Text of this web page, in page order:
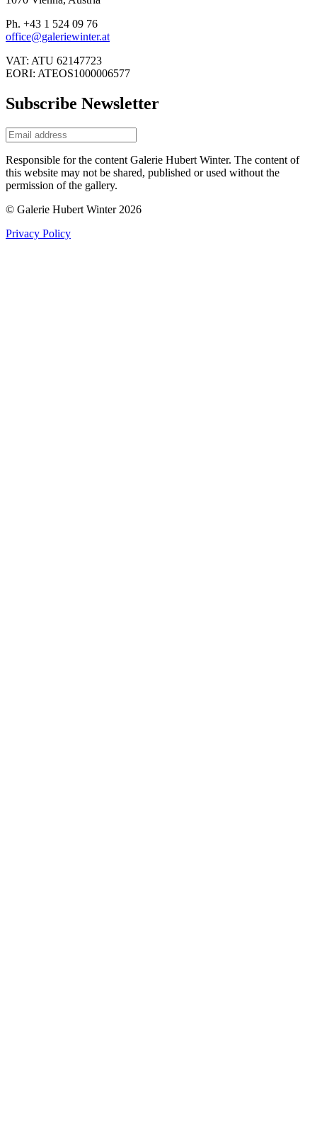
Ph. +43 1 524 09 76
office@galeriewinter.at
VAT: ATU 62147723
EORI: ATEOS1000006577
Subscribe Newsletter
Responsible for the content Galerie Hubert Winter. The content of
this website may not be shared, published or used without the
permission of the gallery.
© Galerie Hubert Winter 2026
Privacy Policy